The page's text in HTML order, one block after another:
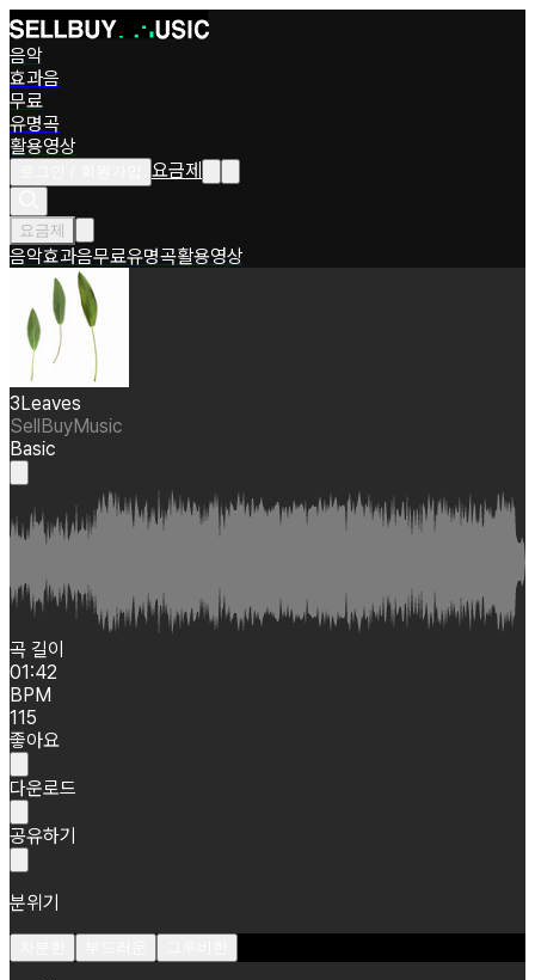
음악
효과음
무료
유명곡
활용영상
요금제
요금제
음악효과음무료유명곡활용영상
3Leaves
SellBuyMusic
Basic
곡 길이
01:42
BPM
115
좋아요
다운로드
공유하기
분위기